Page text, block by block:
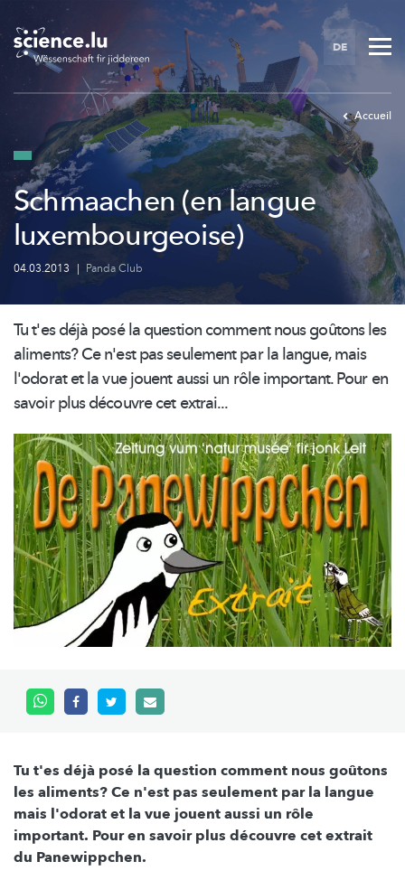
to
main
content
DE
Accueil
Schmaachen (en langue
luxembourgeoise)
04.03.2013 | Panda Club
Tu t'es déjà posé la question comment nous goûtons les
aliments? Ce n'est pas seulement par la langue, mais
l'odorat et la vue jouent aussi un rôle important. Pour en
savoir plus découvre cet extrai...
Tu t'es déjà posé la question comment nous goûtons
les aliments? Ce n'est pas seulement par la langue
mais l'odorat et la vue jouent aussi un rôle
important. Pour en savoir plus découvre cet extrait
du Panewippchen.